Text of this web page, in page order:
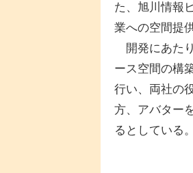
た、旭川情報
業への空間提
開発にあた
ース空間の構
行い、両社の
方、アバター
るとしている。